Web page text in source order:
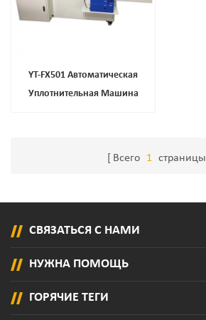
YT-FX501 Автоматическая
Уплотнительная Машина
Всего 1 страницы
СВЯЗАТЬСЯ С НАМИ
НУЖНА ПОМОЩЬ
ГОРЯЧИЕ ТЕГИ